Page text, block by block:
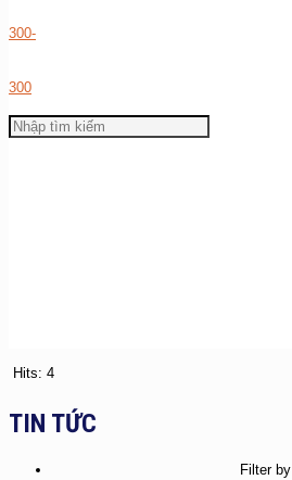
Hits: 4
TIN TỨC
Filter by